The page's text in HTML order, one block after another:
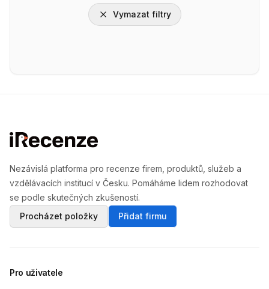
Vymazat filtry
Nezávislá platforma pro recenze firem, produktů, služeb a
vzdělávacích institucí v Česku. Pomáháme lidem rozhodovat
se podle skutečných zkušeností.
Procházet položky
Přidat firmu
Pro uživatele